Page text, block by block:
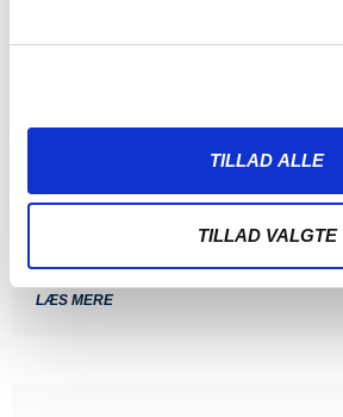
TILLAD ALLE
TILLAD VALGTE
Sønderjyske Fodbold udlejer Albert
divisionsklubben Nykøbing FC i hele
LÆS MERE